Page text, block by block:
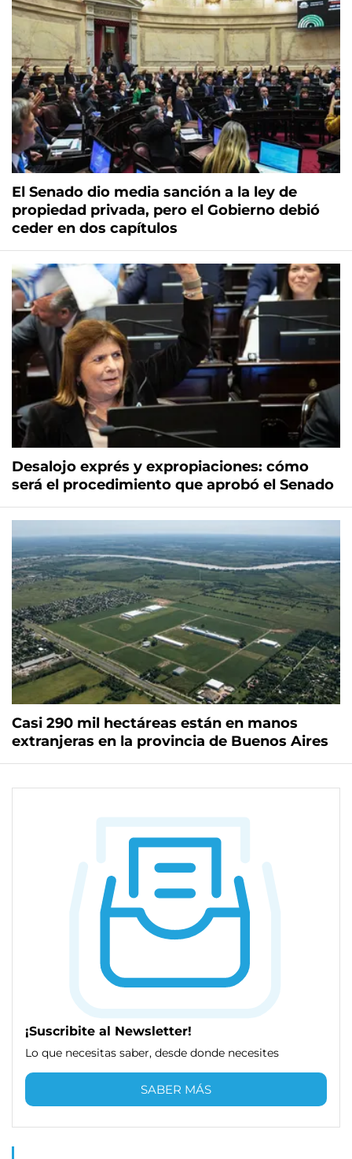
El Senado dio media sanción a la ley de
propiedad privada, pero el Gobierno debió
ceder en dos capítulos
Desalojo exprés y expropiaciones: cómo
será el procedimiento que aprobó el Senado
Casi 290 mil hectáreas están en manos
extranjeras en la provincia de Buenos Aires
¡Suscribite al Newsletter!
Lo que necesitas saber, desde donde necesites
SABER MÁS